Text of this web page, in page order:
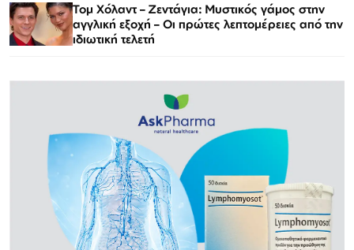
Τομ Χόλαντ – Ζεντάγια: Μυστικός γάμος στην
αγγλική εξοχή – Οι πρώτες λεπτομέρειες από την
ιδιωτική τελετή